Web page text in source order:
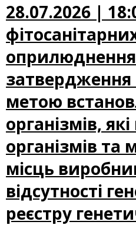
28.07.2026 |
оприлюднення
метою
організмів,
організмів
місць
відсутності
реєстру